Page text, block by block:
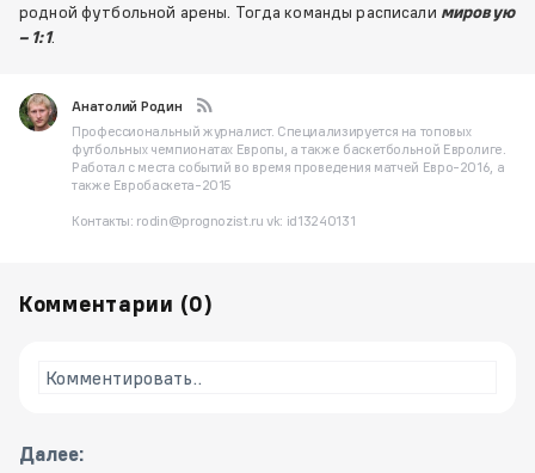
родной футбольной арены. Тогда команды расписали мировую
– 1:1.
Анатолий Родин
Профессиональный журналист. Специализируется на топовых
футбольных чемпионатах Европы, а также баскетбольной Евролиге.
Работал с места событий во время проведения матчей Евро-2016, а
также Евробаскета-2015
Контакты: rodin@prognozist.ru vk: id13240131
Комментарии (0)
Комментировать..
Далее: